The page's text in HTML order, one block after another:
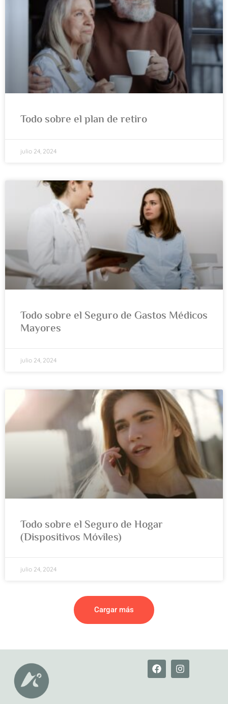
Todo sobre el plan de retiro
julio 24, 2024
Todo sobre el Seguro de Gastos Médicos
Mayores
julio 24, 2024
Todo sobre el Seguro de Hogar
(Dispositivos Móviles)
julio 24, 2024
Cargar más